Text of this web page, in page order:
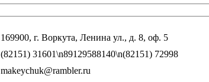
169900, г. Воркута, Ленина ул., д. 8, оф. 5
(82151) 31601\n89129588140\n(82151) 72998
makeychuk@rambler.ru